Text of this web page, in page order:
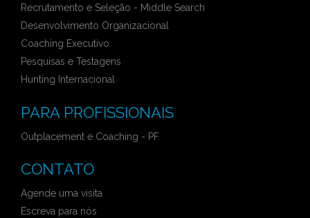
Recrutamento e Seleção - Middle Search
Desenvolvimento Organizacional
Coaching Executivo
Pesquisas e Testagens
Hunting Internacional
PARA PROFISSIONAIS
Outplacement e Coaching - PF
CONTATO
Agende uma visita
Escreva para nós